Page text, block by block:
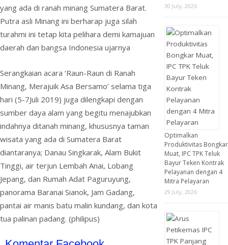
yang ada di ranah minang Sumatera Barat.
Putra asli Minang ini berharap juga silah
turahmi ini tetap kita pelihara demi kamajuan
daerah dan bangsa Indonesia ujarnya
Serangkaian acara ‘Raun-Raun di Ranah
Minang, Merajuik Asa Bersamo’ selama tiga
hari (5-7Juli 2019) juga dilengkapi dengan
sumber daya alam yang begitu menajubkan
indahnya ditanah minang, khususnya taman
wisata yang ada di Sumatera Barat
diantaranya; Danau Singkarak, Alam Bukit
Tinggi, air terjun Lembah Anai, Lobang
Jepang, dan Rumah Adat Paguruyung,
panorama Baranai Sianok, Jam Gadang,
pantai air manis batu malin kundang, dan kota
tua palinan padang. (philipus)
30 July, 2026
Optimalkan
Produktivitas Bongkar
Muat, IPC TPK Teluk
Bayur Teken Kontrak
Pelayanan dengan 4
Mitra Pelayaran
29 July, 2026